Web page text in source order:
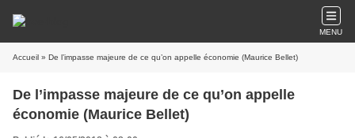
MENU
Accueil » De l’impasse majeure de ce qu’on appelle économie (Maurice Bellet)
De l’impasse majeure de ce qu’on appelle
économie (Maurice Bellet)